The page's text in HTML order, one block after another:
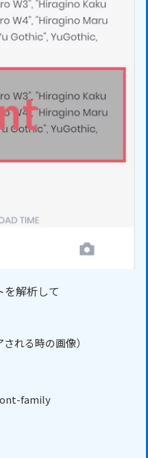
解析して
れる時の画像）
family